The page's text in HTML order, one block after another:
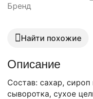
Бренд
Найти похожие
Описание
Состав: сахар,
сыворотка, сухое